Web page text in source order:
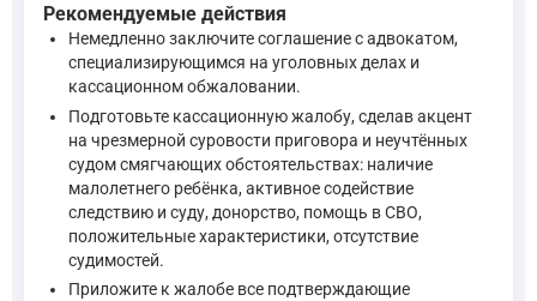
Также следует обратить внимание на институт отсрочки
... мужчине, имеющему ребенка в возрасте до
Исполнение приговора об осуждении лица к ... лишению
...
2) ... наличие у осужденного, являющегося единственным
—Уголовно-процессуальный кодекс Российской
Рекомендуемые действия
Немедленно заключите соглашение с адвокатом,
специализирующимся на уголовных делах и
кассационном обжаловании.
Подготовьте кассационную жалобу, сделав акцент
на чрезмерной суровости приговора и неучтённых
судом смягчающих обстоятельствах: наличие
малолетнего ребёнка, активное содействие
следствию и суду, донорство, помощь в СВО,
положительные характеристики, отсутствие
судимостей.
Приложите к жалобе все подтверждающие